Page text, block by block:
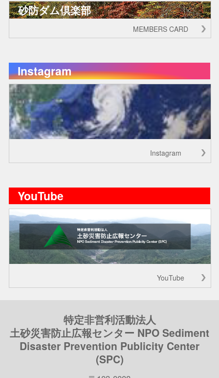
砂防ダム倶楽部
MEMBERS CARD
Instagram
Instagram
YouTube
YouTube
特定非営利活動法人
土砂災害防止広報センター NPO Sediment
Disaster Prevention Publicity Center
(SPC)